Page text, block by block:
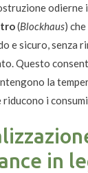
odierne
(Blockhaus)
e sicuro, senza
Questo
la
i
in